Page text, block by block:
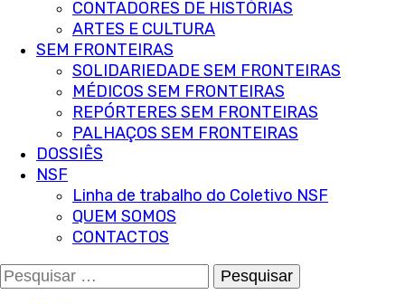
CONTADORES DE HISTÓRIAS
ARTES E CULTURA
SEM FRONTEIRAS
SOLIDARIEDADE SEM FRONTEIRAS
MÉDICOS SEM FRONTEIRAS
REPÓRTERES SEM FRONTEIRAS
PALHAÇOS SEM FRONTEIRAS
DOSSIÊS
NSF
Linha de trabalho do Coletivo NSF
QUEM SOMOS
CONTACTOS
Pesquisar
por: